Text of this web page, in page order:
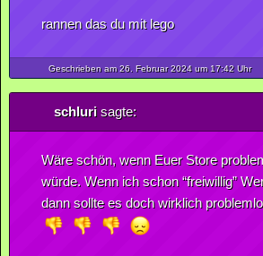
rannen das du mit lego
Geschrieben am 26. Februar2024um 17:42 Uhr
schlurisagte:
Wäre schön, wenn Euer Store
würde. Wenn ich schon “freiwillig”
dann sollte es doch wirklich